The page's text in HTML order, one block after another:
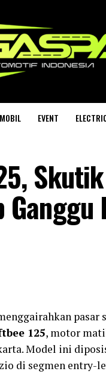
MOBIL EVENT
pasar
125, motor
Model ini
di segmen entry-